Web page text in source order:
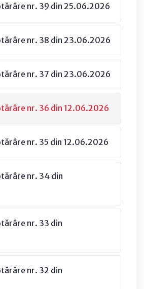
nr. 39 din 25.06.2026
nr. 38 din 23.06.2026
nr. 37 din 23.06.2026
nr. 36 din 12.06.2026
nr. 35 din 12.06.2026
nr. 34 din
nr. 33 din
nr. 32 din